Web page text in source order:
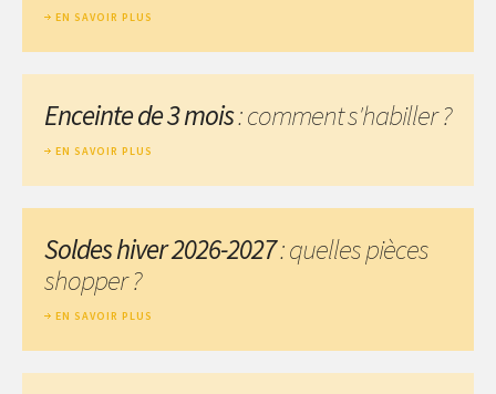
EN SAVOIR PLUS
Enceinte de 3 mois: comment s'habiller ?
EN SAVOIR PLUS
Soldes hiver 2026-2027: quelles pièces
shopper ?
EN SAVOIR PLUS